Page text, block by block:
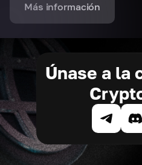
Más información
Únase a la